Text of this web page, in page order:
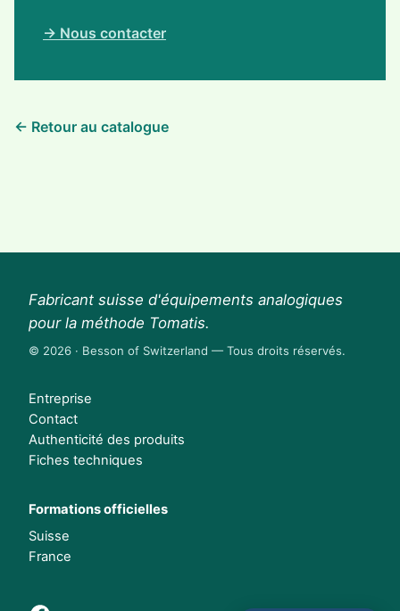
→ Nous contacter
← Retour au catalogue
Fabricant suisse d'équipements analogiques
pour la méthode Tomatis.
© 2026 · Besson of Switzerland — Tous droits réservés.
Entreprise
Contact
Authenticité des produits
Fiches techniques
Formations officielles
Suisse
France